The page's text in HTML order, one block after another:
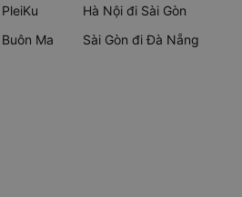
Ma
Hà Nội đi Sài Gòn
Sài Gòn đi Đà Nẵng